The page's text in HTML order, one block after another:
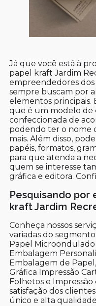
Já que você está à
papel kraft Jardim
empreendedores dos
sempre buscam por
elementos
que é um modelo de
confeccionada de
podendo ter o nome
mais. Além disso,
papéis, formatos,
para que atenda a
quem se interesse
gráfica e editora.
Pesquisando por
kraft Jardim
Conheça nossos
variadas do segmento
Papel
Embalagem
Embalagem de
Gráfica Impressão
Folhetos e Impressão
satisfação dos
único e alta